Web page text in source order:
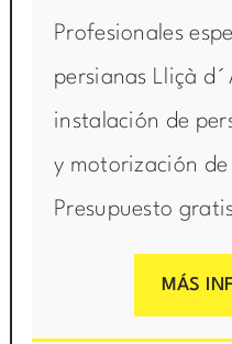
Profesionales
persianas Lliçà
instalación de
y motorización
Presupuesto
MÁS